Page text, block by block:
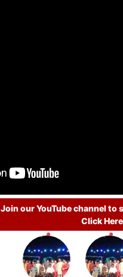
Join our YouTube channel to
Click Here